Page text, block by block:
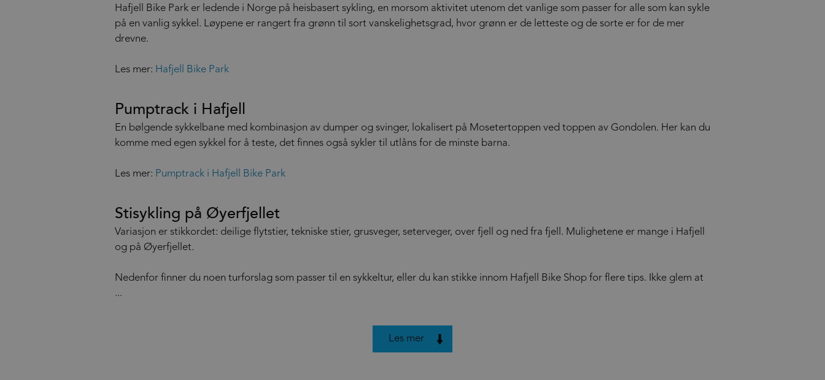
Hafjell Bike Park er ledende i Norge på heisbasert sykling, en morsom aktivitet utenom det vanlige som passer for alle som kan sykle
på en vanlig sykkel. Løypene er rangert fra grønn til sort vanskelighetsgrad, hvor grønn er de letteste og de sorte er for de mer
drevne.
Les mer: Hafjell Bike Park
Pumptrack i Hafjell
En bølgende sykkelbane med kombinasjon av dumper og svinger, lokalisert på Mosetertoppen ved toppen av Gondolen. Her kan du
komme med egen sykkel for å teste, det finnes også sykler til utlåns for de minste barna.
Les mer: Pumptrack i Hafjell Bike Park
Stisykling på Øyerfjellet
Variasjon er stikkordet: deilige flytstier, tekniske stier, grusveger, seterveger, over fjell og ned fra fjell. Mulighetene er mange i Hafjell
og på Øyerfjellet.
Nedenfor finner du noen turforslag som passer til en sykkeltur, eller du kan stikke innom Hafjell Bike Shop for flere tips. Ikke glem at
...
Les mer